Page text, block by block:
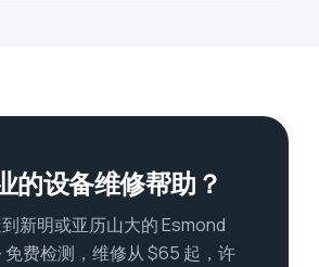
的设备维修帮助？
新明或亚历山大的 Esmond
费检测，维修从 $65 起，许